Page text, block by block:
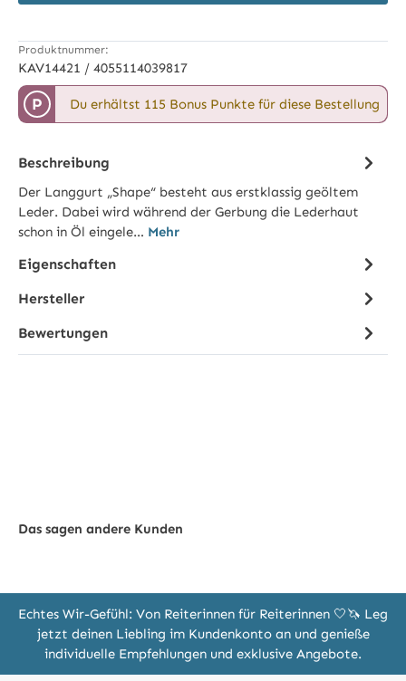
Produktnummer:
KAV14421 / 4055114039817
P Du erhältst 115 Bonus Punkte für diese Bestellung
Beschreibung
Der Langgurt „Shape“ besteht aus erstklassig geöltem
Leder. Dabei wird während der Gerbung die Lederhaut
schon in Öl eingele… Mehr
Eigenschaften
Hersteller
Bewertungen
Das sagen andere Kunden
Echtes Wir-Gefühl: Von Reiterinnen für Reiterinnen 🤍🦄 Leg
jetzt deinen Liebling im Kundenkonto an und genieße
individuelle Empfehlungen und exklusive Angebote.